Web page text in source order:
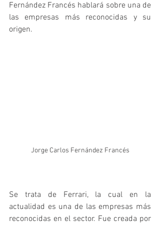
Fernández Francés hablará sobre una de
las empresas más reconocidas y su
origen.
Jorge Carlos Fernández Francés
Se trata de Ferrari, la cual en la
actualidad es una de las empresas más
reconocidas en el sector. Fue creada por